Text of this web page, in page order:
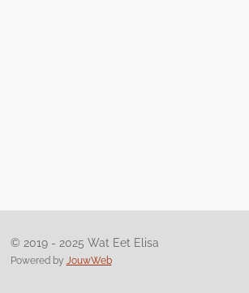
© 2019 - 2025 Wat Eet Elisa
Powered by JouwWeb